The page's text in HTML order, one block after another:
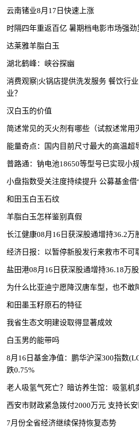
云南锗业8月17日快速上涨
时隔四年重返百亿 暑期档电影市场强劲
达莱雅羊脂白玉
湖北鹤峰：峡谷探幽
消费观察|火锅店提供洗发服务 餐饮行
业？
汉白玉的价值
简述常见的灭火剂有哪些（试叙述常用
能量奇点：国内目前尺寸最大的高温超
普路通：钠电池18650等型号已实现小
小盘指数受关注度持续提升 公募基金借
和田玉白玉石纹
羊脂白玉怎样鉴别真假
长江健康08月16日获深股通增持36.2万
经济日报：以暂停新股发行来救市不可
盐田港08月16日获深股通增持36.18万股
为什么比亚迪宁愿降汉唐车型，也不敢
和田墨玉籽原石的特征
我省生态文明建设取得显著成效
白玉男的能带吗
8月16日基金净值：鹏华沪深300指数
跌0.75%
老人吸氢气死亡？暗访养生馆：吸氢机
西安市财政紧急拨付2000万元 支持长
7月份全省经济继续保持恢复态势